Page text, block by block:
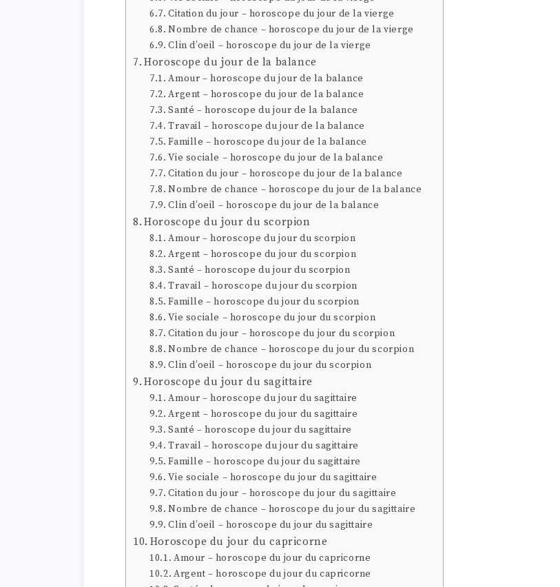
Citation du jour – horoscope du jour de la vierge
Nombre de chance – horoscope du jour de la vierge
Clin d’oeil – horoscope du jour de la vierge
Horoscope du jour de la balance
Amour – horoscope du jour de la balance
Argent – horoscope du jour de la balance
Santé – horoscope du jour de la balance
Travail – horoscope du jour de la balance
Famille – horoscope du jour de la balance
Vie sociale – horoscope du jour de la balance
Citation du jour – horoscope du jour de la balance
Nombre de chance – horoscope du jour de la balance
Clin d’oeil – horoscope du jour de la balance
Horoscope du jour du scorpion
Amour – horoscope du jour du scorpion
Argent – horoscope du jour du scorpion
Santé – horoscope du jour du scorpion
Travail – horoscope du jour du scorpion
Famille – horoscope du jour du scorpion
Vie sociale – horoscope du jour du scorpion
Citation du jour – horoscope du jour du scorpion
Nombre de chance – horoscope du jour du scorpion
Clin d’oeil – horoscope du jour du scorpion
Horoscope du jour du sagittaire
Amour – horoscope du jour du sagittaire
Argent – horoscope du jour du sagittaire
Santé – horoscope du jour du sagittaire
Travail – horoscope du jour du sagittaire
Famille – horoscope du jour du sagittaire
Vie sociale – horoscope du jour du sagittaire
Citation du jour – horoscope du jour du sagittaire
Nombre de chance – horoscope du jour du sagittaire
Clin d’oeil – horoscope du jour du sagittaire
Horoscope du jour du capricorne
Amour – horoscope du jour du capricorne
Argent – horoscope du jour du capricorne